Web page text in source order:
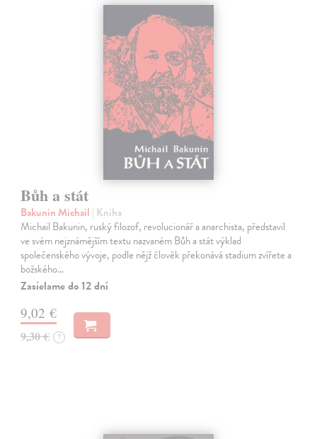
Bůh a stát
Bakunin Michail | Kniha
Michail Bakunin, ruský filozof, revolucionář a anarchista, představil
ve svém nejznámějším textu nazvaném Bůh a stát výklad
společenského vývoje, podle nějž člověk překonává stadium zvířete a
božského…
Zasielame do 12 dní
9,02 €
9,30 € ?